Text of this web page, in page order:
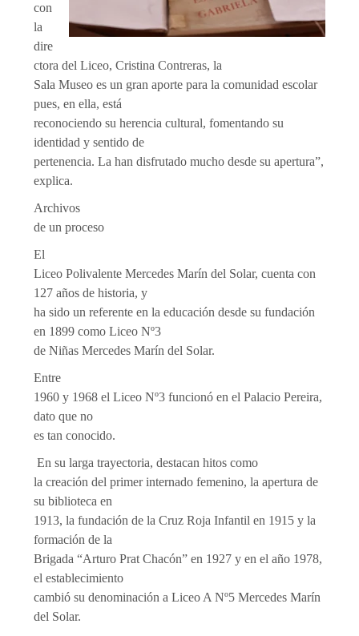
con
la
dire
ctora del Liceo, Cristina Contreras, la
Sala Museo es un gran aporte para la comunidad escolar
pues, en ella, está
reconociendo su herencia cultural, fomentando su
identidad y sentido de
pertenencia. La han disfrutado mucho desde su apertura”,
explica.
Archivos
de un proceso
El
Liceo Polivalente Mercedes Marín del Solar, cuenta con
127 años de historia, y
ha sido un referente en la educación desde su fundación
en 1899 como Liceo Nº3
de Niñas Mercedes Marín del Solar.
Entre
1960 y 1968 el Liceo Nº3 funcionó en el Palacio Pereira,
dato que no
es tan conocido.
En su larga trayectoria, destacan hitos como
la creación del primer internado femenino, la apertura de
su biblioteca en
1913, la fundación de la Cruz Roja Infantil en 1915 y la
formación de la
Brigada “Arturo Prat Chacón” en 1927 y en el año 1978,
el establecimiento
cambió su denominación a Liceo A Nº5 Mercedes Marín
del Solar.